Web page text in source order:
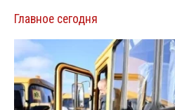
Главное сегодня